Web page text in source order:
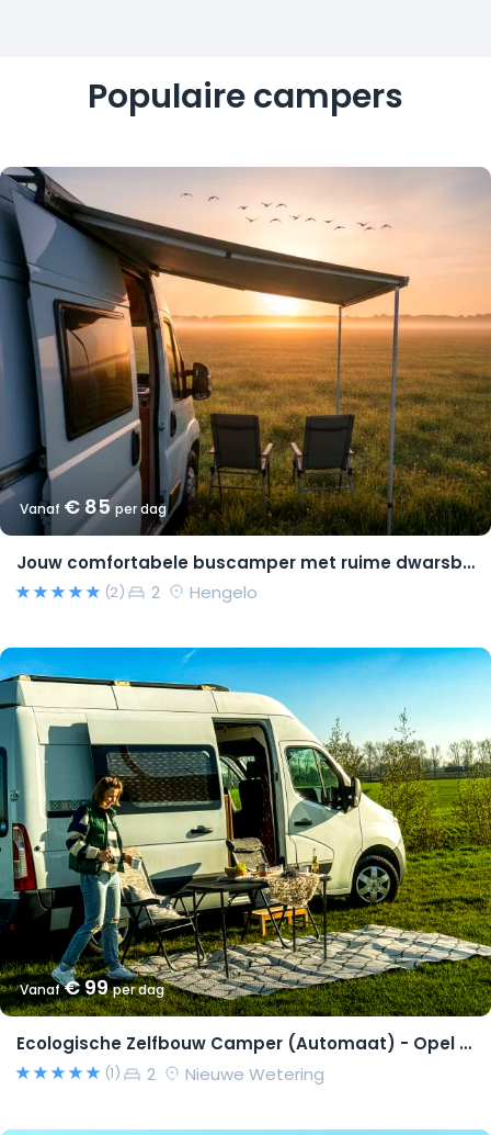
Populaire campers
Vanaf € 85per dag
Jouw comfortabele buscamper met ruime dwarsbedden en natural look(s)!
(2) 2 Hengelo
Vanaf€ 99per dag
Ecologische Zelfbouw Camper (Automaat) - Opel Movano 2015 – Richard
(1) 2 Nieuwe Wetering